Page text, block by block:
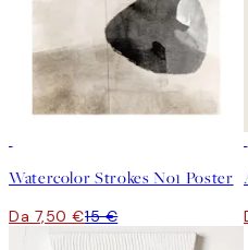
Watercolor Strokes No1 Poster
Da 7,50 €15 €